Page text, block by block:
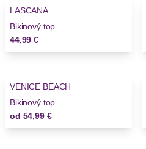
LASCANA
Bikinový top
44,99 €
VENICE BEACH
Bikinový top
od 54,99 €